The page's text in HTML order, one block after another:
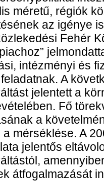
méretű, régiók
az igénye
Fehér
intézményi és
A
jelentett a
Fő
a
mérséklése. A
jelentős
átfogalmazását